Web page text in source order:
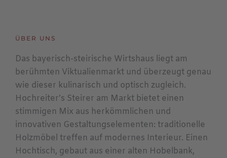
ÜBER UNS
Das bayerisch-steirische Wirtshaus liegt am
berühmten Viktualienmarkt und überzeugt genau
wie dieser kulinarisch und optisch zugleich.
Hochreiter’s Steirer am Markt bietet einen
stimmigen Mix aus herkömmlichen und
innovativen Gestaltungselementen: traditionelle
Holzmöbel treffen auf modernes Interieur. Einen
Hochtisch, gebaut aus einer alten Hobelbank,